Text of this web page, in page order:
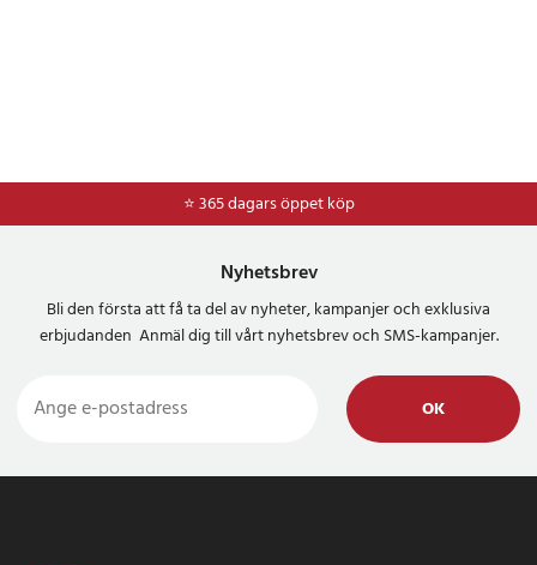
⭐ 365 dagars öppet köp
Nyhetsbrev
Bli den första att få ta del av nyheter, kampanjer och exklusiva
erbjudanden Anmäl dig till vårt nyhetsbrev och SMS-kampanjer.
OK